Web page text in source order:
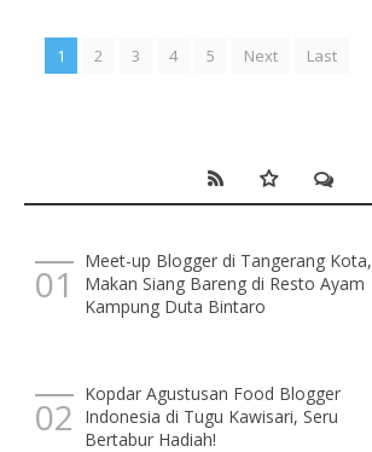
1 2 3 4 5 Next Last
Meet-up Blogger di Tangerang Kota,
Makan Siang Bareng di Resto Ayam
Kampung Duta Bintaro
Kopdar Agustusan Food Blogger
Indonesia di Tugu Kawisari, Seru
Bertabur Hadiah!